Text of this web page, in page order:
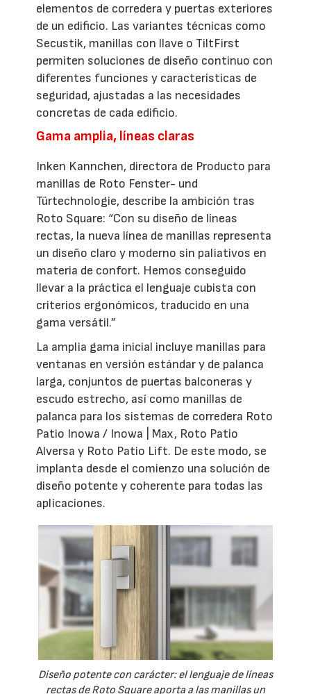
elementos de corredera y puertas exteriores
de un edificio. Las variantes técnicas como
Secustik, manillas con llave o TiltFirst
permiten soluciones de diseño continuo con
diferentes funciones y características de
seguridad, ajustadas a las necesidades
concretas de cada edificio.
Gama amplia, líneas claras
Inken Kannchen, directora de Producto para
manillas de Roto Fenster- und
Türtechnologie, describe la ambición tras
Roto Square: “Con su diseño de líneas
rectas, la nueva línea de manillas representa
un diseño claro y moderno sin paliativos en
materia de confort. Hemos conseguido
llevar a la práctica el lenguaje cubista con
criterios ergonómicos, traducido en una
gama versátil.”
La amplia gama inicial incluye manillas para
ventanas en versión estándar y de palanca
larga, conjuntos de puertas balconeras y
escudo estrecho, así como manillas de
palanca para los sistemas de corredera Roto
Patio Inowa / Inowa | Max, Roto Patio
Alversa y Roto Patio Lift. De este modo, se
implanta desde el comienzo una solución de
diseño potente y coherente para todas las
aplicaciones.
Diseño potente con carácter: el lenguaje de líneas
rectas de Roto Square aporta a las manillas un